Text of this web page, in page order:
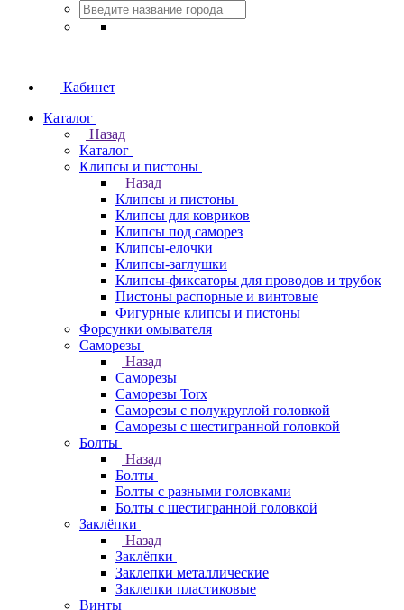
Кабинет
Каталог
Назад
Каталог
Клипсы и пистоны
Назад
Клипсы и пистоны
Клипсы для ковриков
Клипсы под саморез
Клипсы-елочки
Клипсы-заглушки
Клипсы-фиксаторы для проводов и трубок
Пистоны распорные и винтовые
Фигурные клипсы и пистоны
Форсунки омывателя
Саморезы
Назад
Саморезы
Саморезы Torx
Саморезы с полукруглой головкой
Саморезы с шестигранной головкой
Болты
Назад
Болты
Болты с разными головками
Болты с шестигранной головкой
Заклёпки
Назад
Заклёпки
Заклепки металлические
Заклепки пластиковые
Винты